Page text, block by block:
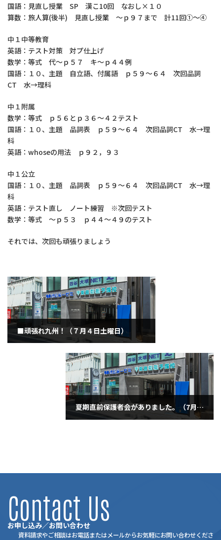
国語：見直し授業 SP 漢こ10回 なおし×１０
算数：旅人算(後半) 見直し授業 ～ｐ９７まで 計11回①～④
中１中等教育
英語：テスト対策 対プ仕上げ
数学：等式 代～ｐ５７ キ～ｐ４４例
国語：１０、主題 自立語、付属語 ｐ５９～６４ 次回品詞
CT 水→理科
中１附属
数学：等式 ｐ５６とｐ３６～４２テスト
国語：１０、主題 品詞表 ｐ５９～６４ 次回品詞CT 水→理
科
英語：whoseの用法 ｐ９２，９３
中１公立
国語：１０、主題 品詞表 ｐ５９～６４ 次回品詞CT 水→理
科
英語：テスト直し ノート練習 ※次回テスト
数学：等式 ～ｐ５３ ｐ４４～４９のテスト
それでは、次回も頑張りましょう
■頑張れ九州！（７月４日土曜日）
夏期直前保護者会がありました。（7月5日日曜日）
お申し込み／お問い合わせ
Contact Us
資料請求やご相談はお電話またはメールからお気軽にお問い合わせくださ